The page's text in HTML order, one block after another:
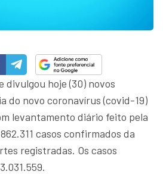
divulgou hoje (30) novos
do novo coronavírus (covid-19)
levantamento diário feito pela
casos confirmados da
registradas. Os casos